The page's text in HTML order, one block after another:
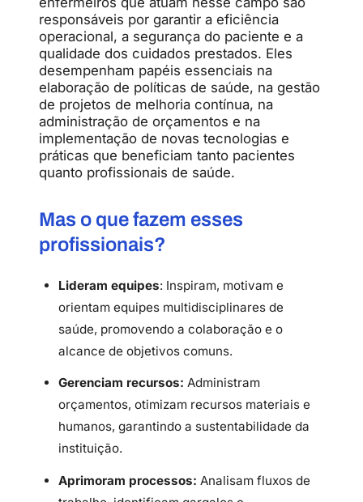
responsáveis por garantir a eficiência
operacional, a segurança do paciente e a
qualidade dos cuidados prestados. Eles
desempenham papéis essenciais na
elaboração de políticas de saúde, na gestão
de projetos de melhoria contínua, na
administração de orçamentos e na
implementação de novas tecnologias e
práticas que beneficiam tanto pacientes
quanto profissionais de saúde.
Mas o que fazem esses
profissionais?
Lideram equipes: Inspiram, motivam e
orientam equipes multidisciplinares de
saúde, promovendo a colaboração e o
alcance de objetivos comuns.
Gerenciam recursos: Administram
orçamentos, otimizam recursos materiais e
humanos, garantindo a sustentabilidade da
instituição.
Aprimoram processos: Analisam fluxos de